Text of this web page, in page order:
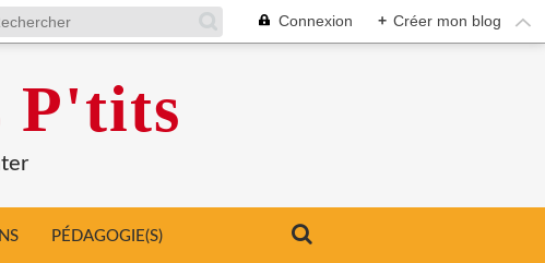
Connexion + Créer mon blog
P'tits
PÉDAGOGIE(S)